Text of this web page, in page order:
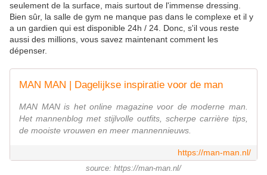
seulement de la surface, mais surtout de l'immense dressing.
Bien sûr, la salle de gym ne manque pas dans le complexe et il y
a un gardien qui est disponible 24h / 24. Donc, s'il vous reste
aussi des millions, vous savez maintenant comment les
dépenser.
MAN MAN | Dagelijkse inspiratie voor de man
MAN MAN is het online magazine voor de moderne man.
Het mannenblog met stijlvolle outfits, scherpe carrière tips,
de mooiste vrouwen en meer mannennieuws.
https://man-man.nl/
source: https://man-man.nl/